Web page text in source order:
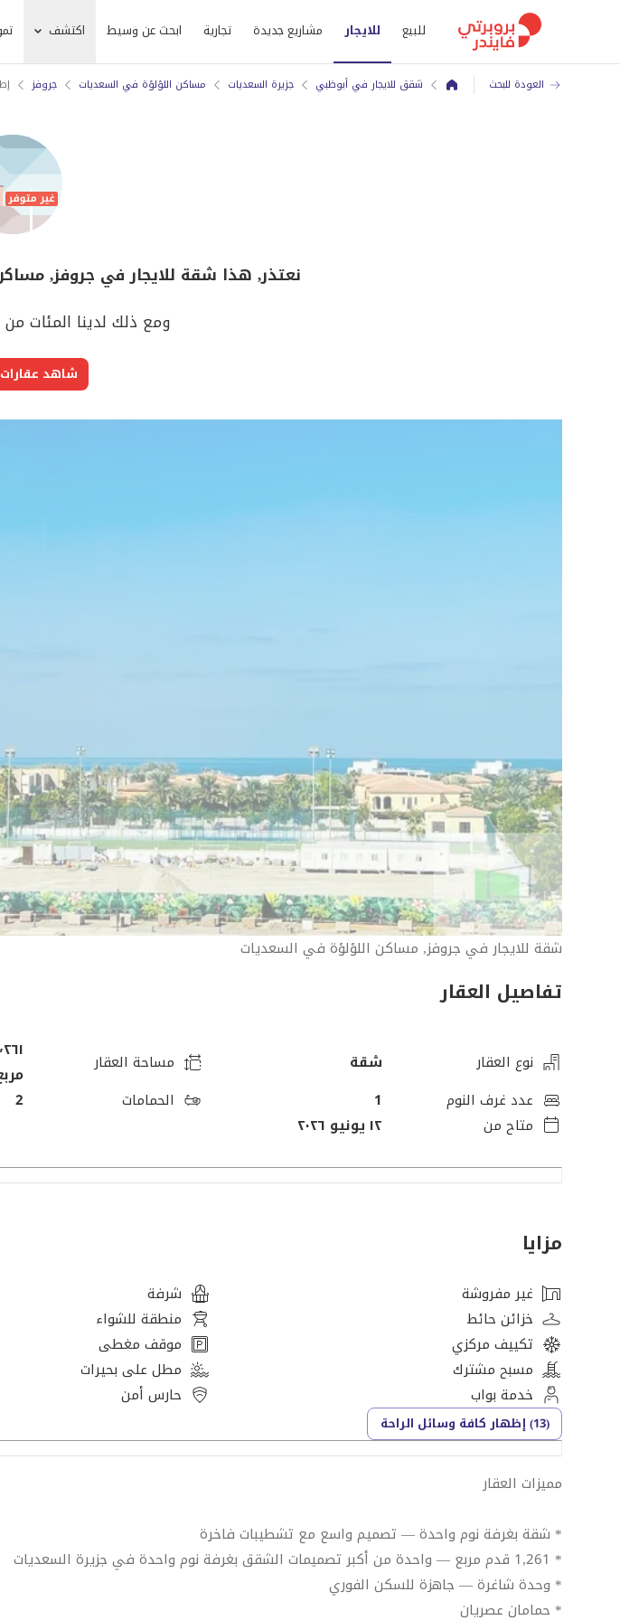
للبيع للايجار مشاريع جديدة تجارية ابحث عن وسيط اكتشف
العودة للبحث شقق للايجار في أبوظبي جزيرة السعديات مساكن اللؤلؤة في السعديات جروفز
نعتذر, هذا شقة للايجار في جروفز,
ومع ذلك لدينا المئات
شاهد
شقة للايجار في جروفز, مساكن اللؤلؤة في السعديات
تفاصيل العقار
نوع العقار شقة مساحة العقار
عدد غرف النوم
1 الحمامات
2
متاح من
١٢ يونيو ٢٠٢٦
مزايا
غير مفروشة
شرفة
خزائن حائط
منطقة للشواء
تكييف مركزي
موقف مغطى
مسبح مشترك
مطل على بحيرات
خدمة بواب
حارس أمن
(13) إظهار كافة وسائل الراحة
مميزات العقار
* شقة بغرفة نوم واحدة — تصميم واسع مع تشطيبات فاخرة
* 1,261 قدم مربع — واحدة من أكبر تصميمات الشقق بغرفة نوم واحدة في جزيرة السعديات
* وحدة شاغرة — جاهزة للسكن الفوري
* حمامان عصريان